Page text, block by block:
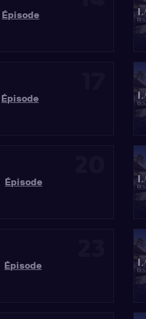
Épisode
Épisode
Épisode
Épisode